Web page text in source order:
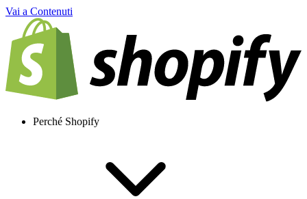
Vai a Contenuti
Perché Shopify